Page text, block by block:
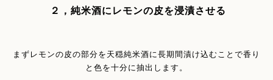
２，純米酒にレモンの皮を浸漬させる
まずレモンの皮の部分を天穏純米酒に長期間漬け込むことで香り
と色を十分に抽出します。